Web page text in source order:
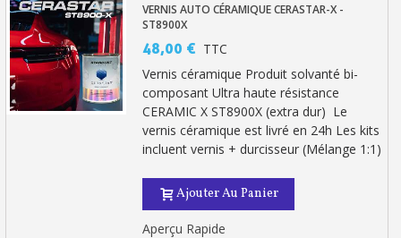
VERNIS AUTO CÉRAMIQUE CERASTAR-X -
ST8900X
48,00 € TTC
Vernis céramique Produit solvanté bi-
composant Ultra haute résistance
CERAMIC X ST8900X (extra dur) Le
vernis céramique est livré en 24h Les kits
incluent vernis + durcisseur (Mélange 1:1)
Ajouter Au Panier
Aperçu Rapide